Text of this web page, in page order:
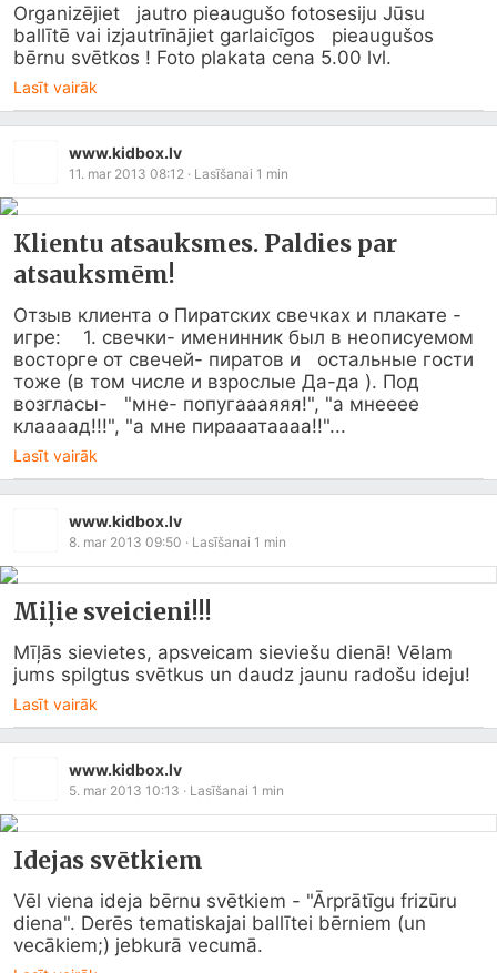
Organizējiet   jautro pieaugušo fotosesiju Jūsu
ballītē vai izjautrīnājiet garlaicīgos   pieaugušos
bērnu svētkos ! Foto plakata cena 5.00 lvl.
Lasīt vairāk
www.kidbox.lv
11. mar 2013 08:12 · Lasīšanai 1 min
Klientu atsauksmes. Paldies par
atsauksmēm!
Отзыв клиента о Пиратских свечках и плакате -
игре:    1. свечки- именинник был в неописуемом
восторге от свечей- пиратов и   остальные гости
тоже (в том числе и взрослые Да-да ). Под
возгласы-   "мне- попугаааяяя!", "а мнееее
клаааад!!!", "а мне пирааатаааа!!"...
Lasīt vairāk
www.kidbox.lv
8. mar 2013 09:50 · Lasīšanai 1 min
Miļie sveicieni!!!
Mīļās sievietes, apsveicam sieviešu dienā! Vēlam
jums spilgtus svētkus un daudz jaunu radošu ideju!
Lasīt vairāk
www.kidbox.lv
5. mar 2013 10:13 · Lasīšanai 1 min
Idejas svētkiem
Vēl viena ideja bērnu svētkiem - "Ārprātīgu frizūru
diena". Derēs tematiskajai ballītei bērniem (un
vecākiem;) jebkurā vecumā.